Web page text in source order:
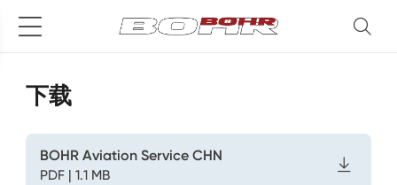
下载
BOHR Aviation Service CHN
PDF | 1.1 MB